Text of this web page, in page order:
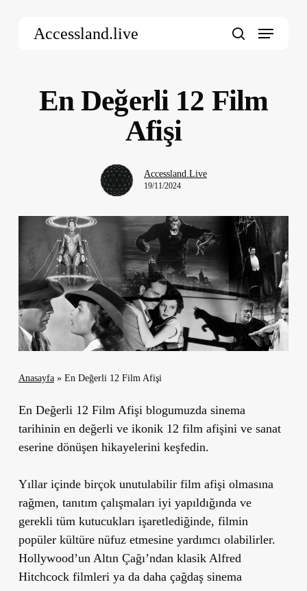
Accessland.live Menu
En Değerli 12 Film
Afişi
Accessland.Live
19/11/2024
Anasayfa» En Değerli 12 Film Afişi
En Değerli 12 Film Afişi blogumuzda sinema
tarihinin en değerli ve ikonik 12 film afişini ve sanat
eserine dönüşen hikayelerini keşfedin.
Yıllar içinde birçok unutulabilir film afişi olmasına
rağmen, tanıtım çalışmaları iyi yapıldığında ve
gerekli tüm kutucukları işaretlediğinde, filmin
popüler kültüre nüfuz etmesine yardımcı olabilirler.
Hollywood’un Altın Çağı’ndan klasik Alfred
Hitchcock filmleri ya da daha çağdaş sinema